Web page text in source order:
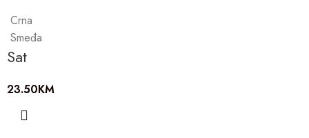
Crna
Smeđa
Sat
23.50KM